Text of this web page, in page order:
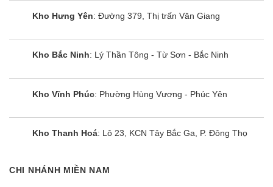
Kho Hưng Yên: Đường 379, Thị trấn Văn Giang
Kho Bắc Ninh: Lý Thần Tông - Từ Sơn - Bắc Ninh
Kho Vĩnh Phúc: Phường Hùng Vương - Phúc Yên
Kho Thanh Hoá: Lô 23, KCN Tây Bắc Ga, P. Đông Thọ
CHI NHÁNH MIỀN NAM